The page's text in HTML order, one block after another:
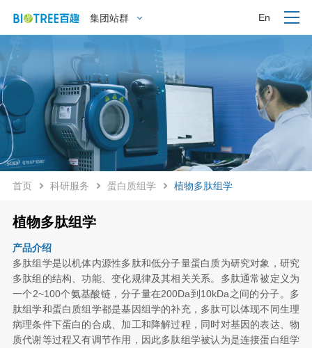
集团站群 En
首页 科研服务 蛋白质组学 植物多肽组学
植物多肽组学
产品介绍
多肽组学是以机体内源性多肽和低分子量蛋白质为研究对象，研究
多肽组的结构、功能、变化规律及其相关关系。多肽通常被定义为
一个2~100个氨基酸链，分子量在200Da到10kDa之间的分子。多
肽组学和蛋白质组学都是基因组学的补充，多肽可以体现不同生理
病理条件下蛋白的合成、加工和降解过程，同时对基因的表达、物
质代谢等过程又有调节作用，因此多肽组学被认为是连接蛋白组学